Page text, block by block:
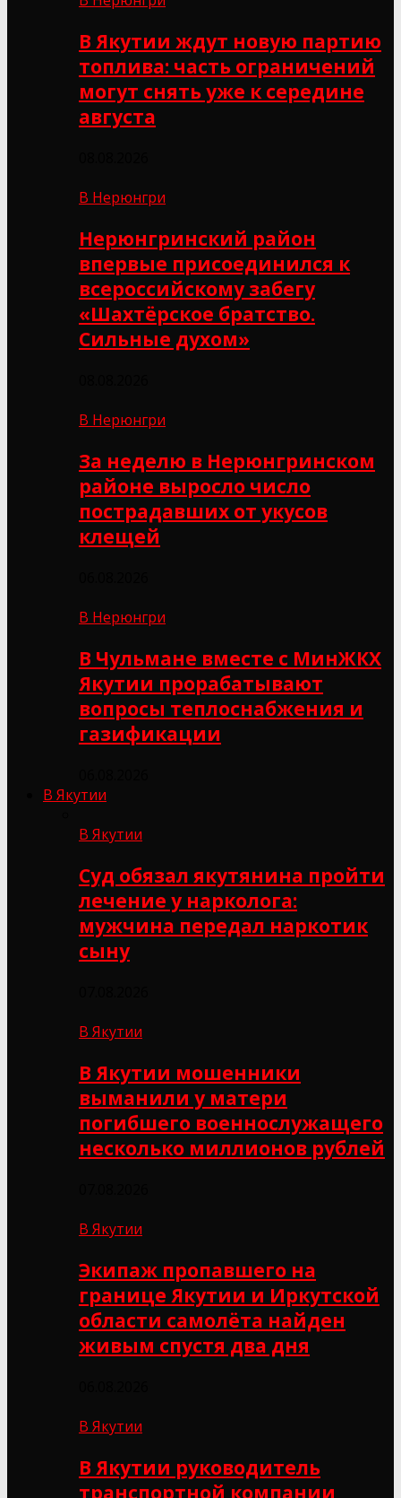
В Якутии ждут новую партию
топлива: часть ограничений
могут снять уже к середине
августа
В Нерюнгри
Нерюнгринский район
впервые присоединился к
всероссийскому забегу
«Шахтёрское братство.
Сильные духом»
В Нерюнгри
За неделю в Нерюнгринском
районе выросло число
пострадавших от укусов
клещей
В Нерюнгри
В Чульмане вместе с МинЖКХ
Якутии прорабатывают
вопросы теплоснабжения и
газификации
В Якутии
В Якутии
Суд обязал якутянина пройти
лечение у нарколога:
мужчина передал наркотик
сыну
В Якутии
В Якутии мошенники
выманили у матери
погибшего военнослужащего
несколько миллионов рублей
В Якутии
Экипаж пропавшего на
границе Якутии и Иркутской
области самолёта найден
живым спустя два дня
В Якутии
В Якутии руководитель
транспортной компании